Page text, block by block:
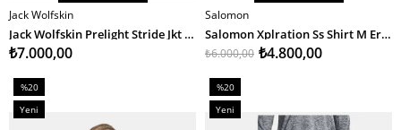
SEPETE EKLE
Jack Wolfskin
Jack Wolfskin Prelight Stride Jkt M Erkek Outdoor Ceket
₺7.000,00
SEPETE EKLE
Salomon
Salomon Xplration Ss Shirt M Erkek Gömlek
₺4.800,00
₺6.000,00
%20
İndirim
%20İndirim
Yeni
%20
İndirim
%20İndirim
Yeni